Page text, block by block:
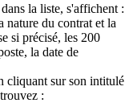
la liste, s'affichent :
du contrat et la
si précisé, les 200
la date de
cliquant sur son intitulé
: